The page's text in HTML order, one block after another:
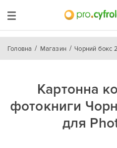
Головна Магазин Чорний бокс
Картонна
фотокниги
для